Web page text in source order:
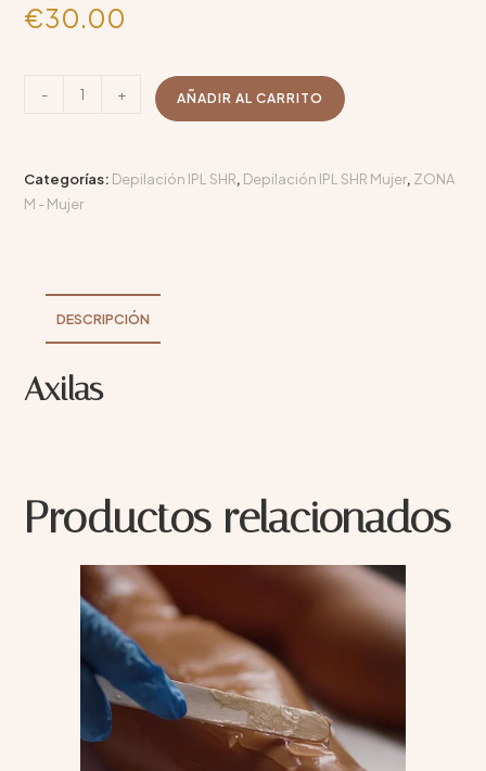
€30.00
- + AÑADIR AL CARRITO
Categorías: Depilación IPL SHR, Depilación IPL SHR Mujer, ZONA
M - Mujer
DESCRIPCIÓN
Axilas
Productos relacionados